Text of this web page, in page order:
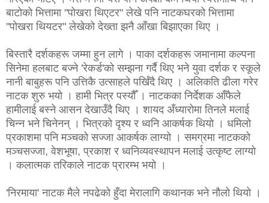
बाटोको भित्तामा "पोखरा थिएटर" लेखे पनि नाटकघरको भित्तामा
"पोखरा थियटर" लेखेको देख्ता झनै आँखा बिझाएका थिए ।
बिस्तारै दर्शकहरू जम्मा हुन लागे । पाका दर्शकहरू जमानामा कल्पना
सिनेमा हलबाट बज्ने 'रेकर्ड'को सम्झना गर्दै थिए भने युवा दर्शक र स्कूले
नानी बाबुहरू पनि उत्तिकै उत्साहले पर्खिँदै थिए । अलिकति ढीला गरेर
नाटक शुरु भयो । हामी भित्र पस्यौँ । नाटकका निर्देशक आँफैले
हामीलाई बस्ने आसन देखाउँदै थिए । शायद अँध्यारोमा तिनले मलाई
चिन्न भने चिनेनन् । भित्रको दृश्य र ध्वनि आकर्षक थियो । धमिलो
प्रकाशमा पनि मञ्चको सज्जा आकर्षक लाग्यो । समग्रमा नाटकको
मञ्चसज्जा, वेशभूषा, प्रकाश र ध्वनिव्यवस्थापन मलाई उत्कृष्ट लाग्यो
। कलात्मक तरिकाले नाटक प्रारम्भ भयो ।
'निरमाया' नाटक मैले नपढेको हुँदा मेरालागि कथानक भने नौलो थियो ।